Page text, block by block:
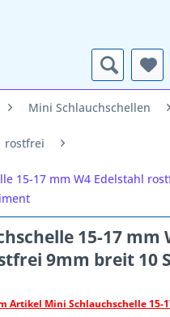
Mini Schlauchschellen
rostfrei
15-17 mm W4 Edelstahl
15-17 mm
9mm breit 10
Artikel Mini Schlauchschelle 15-